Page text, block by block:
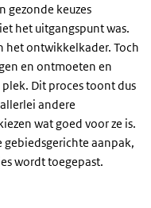
gezonde keuzes
het uitgangspunt was.
het ontwikkelkader. Toch
en ontmoeten en
Dit proces toont dus
andere
wat goed voor ze is.
gebiedsgerichte aanpak,
wordt toegepast.